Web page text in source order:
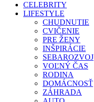
CELEBRITY
LIFESTYLE
CHUDNUTIE
CVIČENIE
PRE ŽENY
INŠPIRÁCIE
SEBAROZVOJ
VOĽNÝ ČAS
RODINA
DOMÁCNOSŤ
ZÁHRADA